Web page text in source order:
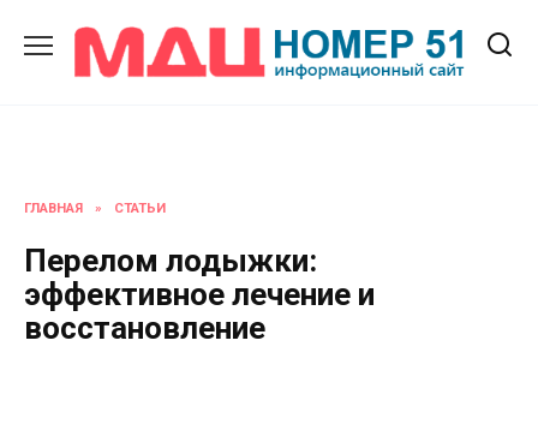
содержанию
ГЛАВНАЯ » СТАТЬИ
Перелом лодыжки:
эффективное лечение и
восстановление